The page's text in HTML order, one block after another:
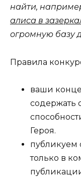
найти,
алиса в
огромную базу
Правила
ваши
содержать
Героя.
публикуем
только в